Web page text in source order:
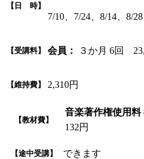
【日 時】
7/10、7/24、8/14、8/
【受講料】 会員： ３か月 6回
【維持費】 2,310円
【教材費】
音楽著作権使用料
132円
【途中受講】 できます